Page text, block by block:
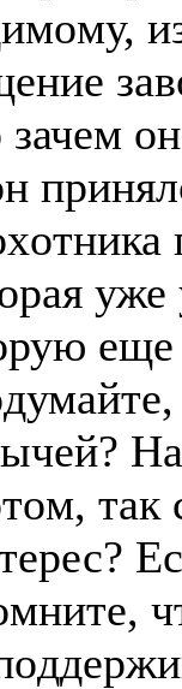
зачем
так